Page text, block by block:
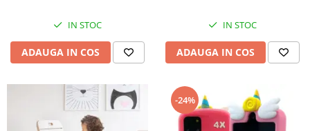
IN STOC
ADAUGA IN COS
IN STOC
ADAUGA IN COS
-24%